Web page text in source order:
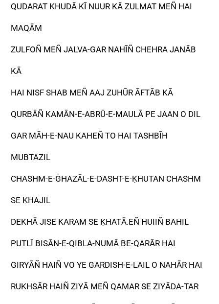
QUDARAT ḲHUDĀ KĪ NUUR KĀ ZULMAT MEÑ HAI
MAQĀM
ZULFOÑ MEÑ JALVA-GAR NAHĪÑ CHEHRA JANĀB
KĀ
HAI NISF SHAB MEÑ AAJ ZUHŪR ĀFTĀB KĀ
QURBĀÑ KAMĀN-E-ABRŪ-E-MAULĀ PE JAAN O DIL
GAR MĀH-E-NAU KAHEÑ TO HAI TASHBĪH
MUBTAZIL
CHASHM-E-ĠHAZĀL-E-DASHT-E-ḲHUTAN CHASHM
SE ḲHAJIL
DEKHĀ JISE KARAM SE ḲHATĀ.EÑ HUIIÑ BAHIL
PUTLĪ BISĀN-E-QIBLA-NUMĀ BE-QARĀR HAI
GIRYĀÑ HAIÑ VO YE GARDISH-E-LAIL O NAHĀR HAI
RUḲHSĀR HAIÑ ZIYĀ MEÑ QAMAR SE ZIYĀDA-TAR